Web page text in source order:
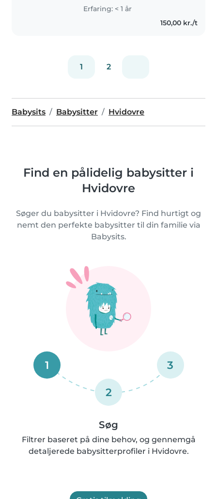
Erfaring: < 1 år
150,00 kr./t
1 2
Babysits Babysitter Hvidovre
Find en pålidelig babysitter i
Hvidovre
Søger du babysitter i Hvidovre? Find hurtigt og
nemt den perfekte babysitter til din familie via
Babysits.
1
2
3
Søg
Filtrer baseret på dine behov, og gennemgå
detaljerede babysitterprofiler i Hvidovre.